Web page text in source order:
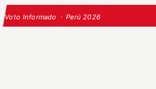
Voto Informado · Perú 2026